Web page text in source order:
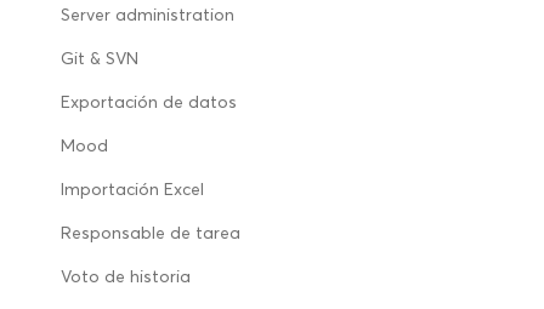
Server administration
Git & SVN
Exportación de datos
Mood
Importación Excel
Responsable de tarea
Voto de historia